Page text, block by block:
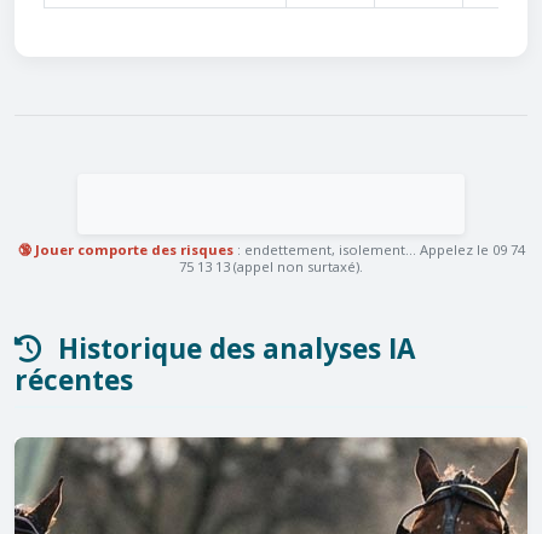
🔞 Jouer comporte des risques: endettement, isolement... Appelez le 09 74
75 13 13 (appel non surtaxé).
Historique des analyses IA
récentes